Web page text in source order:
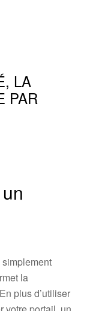
LA
PAR
la
plus d’utiliser